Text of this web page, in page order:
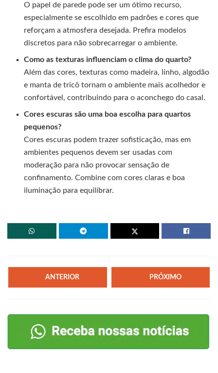
O papel de parede pode ser um ótimo recurso,
especialmente se escolhido em padrões e cores que
reforçam a atmosfera desejada. Prefira modelos
discretos para não sobrecarregar o ambiente.
Como as texturas influenciam o clima do quarto?
Além das cores, texturas como madeira, linho, algodão
e manta de tricô tornam o ambiente mais acolhedor e
confortável, contribuindo para o aconchego do casal.
Cores escuras são uma boa escolha para quartos
pequenos?
Cores escuras podem trazer sofisticação, mas em
ambientes pequenos devem ser usadas com
moderação para não provocar sensação de
confinamento. Combine com cores claras e boa
iluminação para equilibrar.
ANTERIOR PRÓXIMO